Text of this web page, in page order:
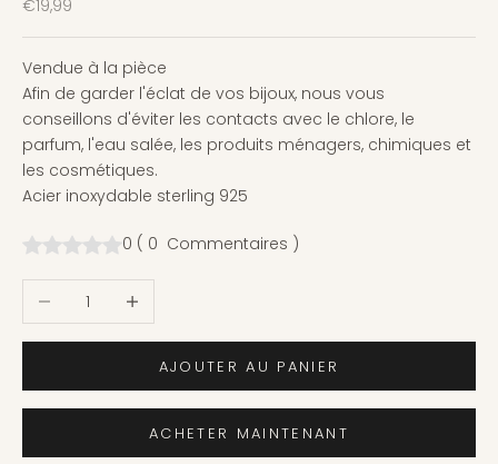
Prix de vente
€19,99
Vendue à la pièce
Afin de garder l'éclat de vos bijoux, nous vous
conseillons d'éviter les contacts avec le chlore, le
parfum, l'eau salée, les produits ménagers, chimiques et
les cosmétiques.
Acier inoxydable sterling 925
0 ( 0 Commentaires )
Diminuer la quantitéAugmenter la quantité
AJOUTER AU PANIER
ACHETER MAINTENANT